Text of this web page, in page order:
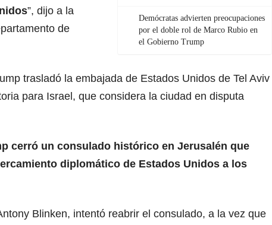
Demócratas advierten preocupaciones
por el doble rol de Marco Rubio en
el Gobierno Trump
”, dijo a la
de
trasladó la embajada de Estados Unidos de Tel Aviv
para Israel, que considera la ciudad en disputa
cerró un consulado histórico en Jerusalén que
diplomático de Estados Unidos a los
Blinken, intentó reabrir el consulado, a la vez que